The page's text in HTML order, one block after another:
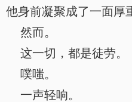
他身前凝聚成了一面厚
然而。
这一切，都是徒劳。
噗嗤。
一声轻响。